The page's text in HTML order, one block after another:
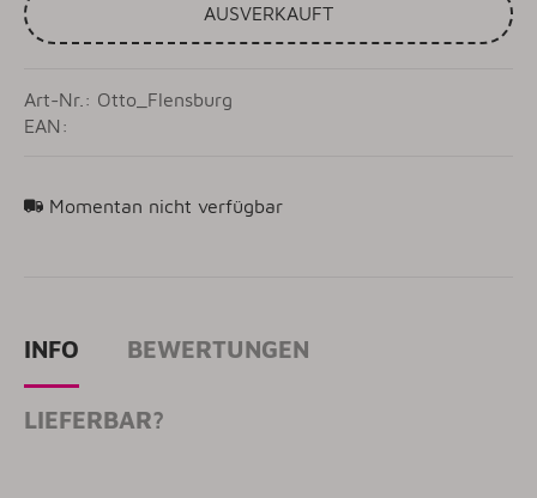
AUSVERKAUFT
Art-Nr.: Otto_Flensburg
EAN:
Momentan nicht verfügbar
INFO BEWERTUNGEN
LIEFERBAR?